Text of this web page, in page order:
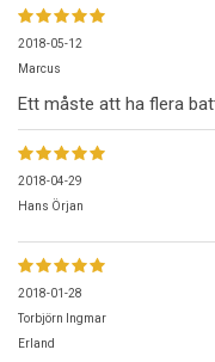
2018-05-12
Marcus
Ett måste att ha flera
2018-04-29
Hans Örjan
2018-01-28
Torbjörn Ingmar
Erland